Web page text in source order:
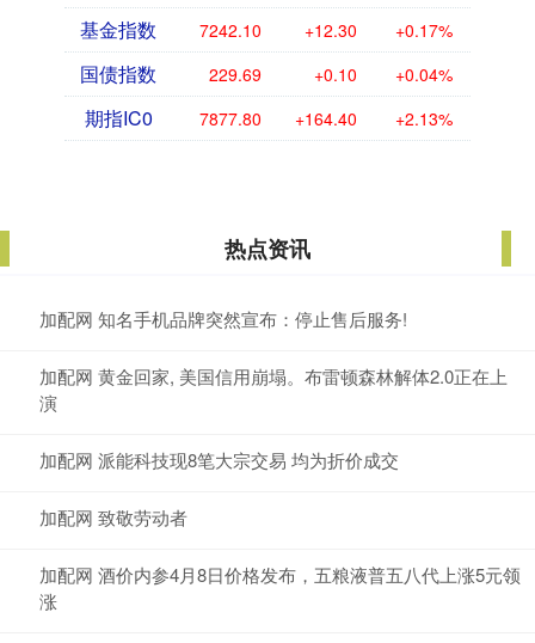
基金指数 7242.10 +12.30 +0.17%
国债指数 229.69 +0.10 +0.04%
期指IC0 7877.80 +164.40 +2.13%
热点资讯
加配网 知名手机品牌突然宣布：停止售后服务!
加配网 黄金回家, 美国信用崩塌。布雷顿森林解体2.0正在上
演
加配网 派能科技现8笔大宗交易 均为折价成交
加配网 致敬劳动者
加配网 酒价内参4月8日价格发布，五粮液普五八代上涨5元领
涨